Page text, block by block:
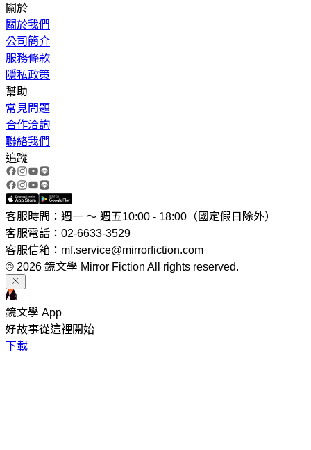
關於
關於我們
公司簡介
服務條款
隱私政策
幫助
常見問題
合作洽詢
聯絡我們
追蹤
客服時間：週一 ～ 週五10:00 - 18:00（國定假日除外）
客服電話：02-6633-3529
客服信箱：mf.service@mirrorfiction.com
© 2026 鏡文學 Mirror Fiction All rights reserved.
鏡文學 App
好故事從這裡開始
下載